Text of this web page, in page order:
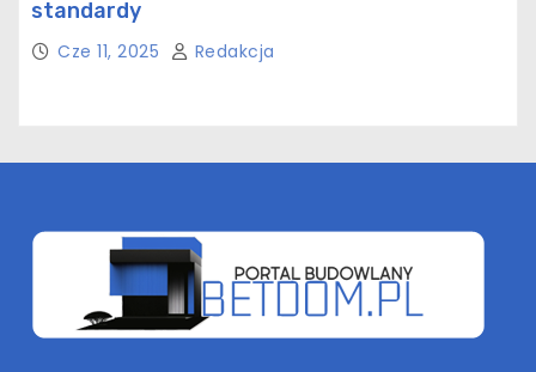
standardy
Cze 11, 2025 Redakcja